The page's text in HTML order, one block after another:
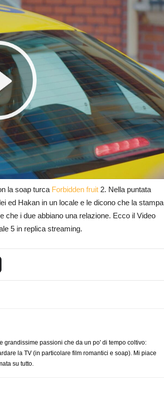
la soap turca Forbidden fruit 2. Nella puntata
ed Hakan in un locale e le dicono che la stampa
che i due abbiano una relazione. Ecco il Video
5 in replica streaming.
grandissime passioni che da un po' di tempo coltivo:
la TV (in particolare film romantici e soap). Mi piace
su tutto.